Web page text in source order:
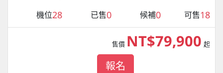
機位28 已售0 候補0 可售18
售價 NT$79,900 起
報名